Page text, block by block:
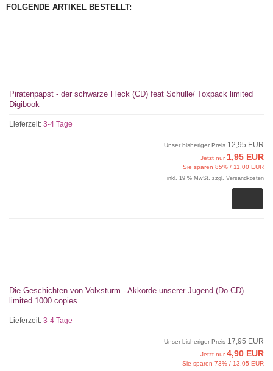
FOLGENDE ARTIKEL BESTELLT:
Piratenpapst - der schwarze Fleck (CD) feat Schulle/ Toxpack limited
Digibook
Lieferzeit: 3-4 Tage
Unser bisheriger Preis 12,95 EUR
Jetzt nur 1,95 EUR
Sie sparen 85% / 11,00 EUR
inkl. 19 % MwSt. zzgl. Versandkosten
Die Geschichten von Volxsturm - Akkorde unserer Jugend (Do-CD)
limited 1000 copies
Lieferzeit: 3-4 Tage
Unser bisheriger Preis 17,95 EUR
Jetzt nur4,90 EUR
Sie sparen 73% / 13,05 EUR